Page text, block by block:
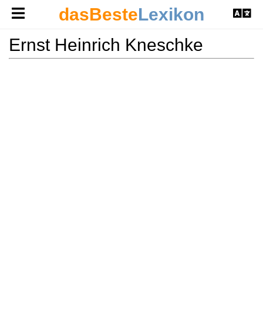
dasBesteLexikon
Ernst Heinrich Kneschke